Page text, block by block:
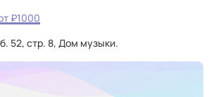
₽1000
52, стр. 8, Дом музыки.